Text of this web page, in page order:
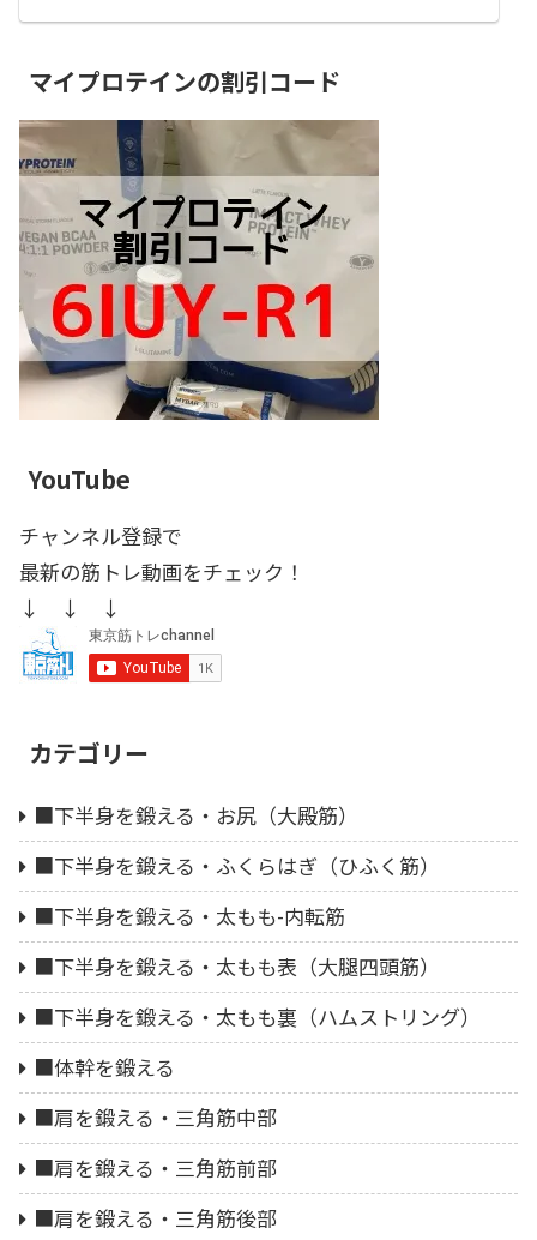
マイプロテインの割引コード
YouTube
チャンネル登録で
最新の筋トレ動画をチェック！
↓ ↓ ↓
カテゴリー
■下半身を鍛える・お尻（大殿筋）
■下半身を鍛える・ふくらはぎ（ひふく筋）
■下半身を鍛える・太もも-内転筋
■下半身を鍛える・太もも表（大腿四頭筋）
■下半身を鍛える・太もも裏（ハムストリング）
■体幹を鍛える
■肩を鍛える・三角筋中部
■肩を鍛える・三角筋前部
■肩を鍛える・三角筋後部